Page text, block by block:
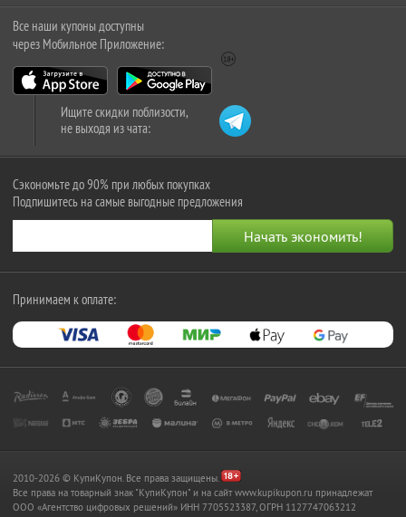
Все наши купоны доступны
через Мобильное Приложение:
Ищите скидки поблизости,
не выходя из чата:
Сэкономьте до 90% при любых покупках
Подпишитесь на самые выгодные предложения
Принимаем к оплате:
2010-2026 © КупиКупон. Все права защищены.
Все права на товарный знак "КупиКупон" и на сайт www.kupikupon.ru принадлежат
OOO «Агентство цифровых решений» ИНН 7705523387, ОГРН 1127747063212